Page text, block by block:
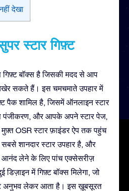
देखा
स्टार गिफ़्ट
गिफ़्ट बॉक्स है जिसकी मदद से आप
सकते हैं। इस चमचमाते उपहार में
पैक शामिल है, जिसमें ऑनलाइन स्टार
पंजीकरण, और आपके अपने स्टार पेज,
OSR स्टार फ़ाइंडर ऐप तक पहुंच
सबसे शानदार स्टार उपहार है, और
लेने के लिए पांच एक्सेसरीज़
में गिफ़्ट बॉक्स मिलेगा, जो
अनुभव लेकर आता है। इस ख़ूबसूरत